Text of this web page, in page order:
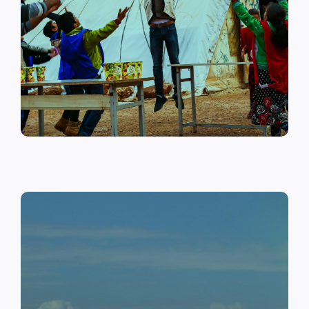
على أهمية حماية الطفل وإنشاء
مراكز لبناء القدرات والتوعية
الصحية والنفسية.
اقرأ المزيد